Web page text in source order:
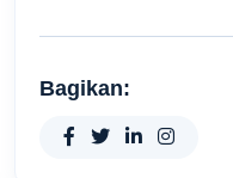
Bagikan: